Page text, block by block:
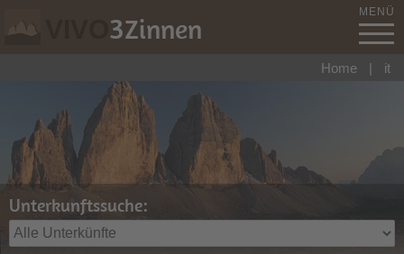
3Zinnen MENÜ
Unterkunftssuche:
Home | it